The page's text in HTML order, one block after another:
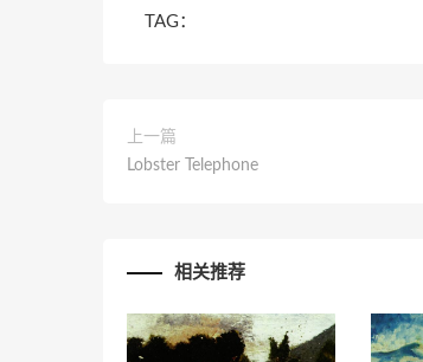
TAG：
上一篇
Lobster Telephone
相关推荐